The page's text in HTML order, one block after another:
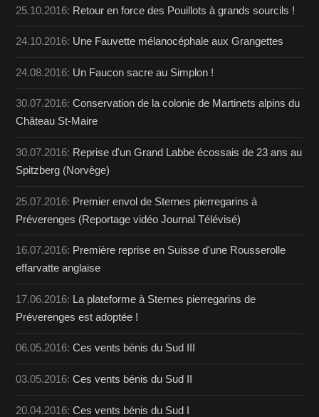
25.10.2016: Retour en force des Pouillots à grands sourcils !
24.10.2016: Une Fauvette mélanocéphale aux Grangettes
24.08.2016: Un Faucon sacre au Simplon !
30.07.2016:Conservation de la colonie de Martinets alpins du
Château St-Maire
30.07.2016: Reprise d'un Grand Labbe écossais de 23 ans au
Spitzberg (Norvège)
25.07.2016: Premier envol de Sternes pierregarins à
Préverenges (Reportage vidéo Journal Télévisé)
16.07.2016: Première reprise en Suisse d'une Rousserolle
effarvatte anglaise
17.06.2016: La plateforme à Sternes pierregarins de
Préverenges est adoptée !
06.05.2016:Ces vents bénis du Sud III
03.05.2016:Ces vents bénis du Sud II
20.04.2016:Ces vents bénis du Sud I